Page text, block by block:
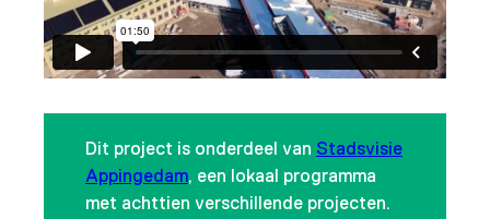
Dit project is onderdeel van Stadsvisie
Appingedam, een lokaal programma
met achttien verschillende projecten.